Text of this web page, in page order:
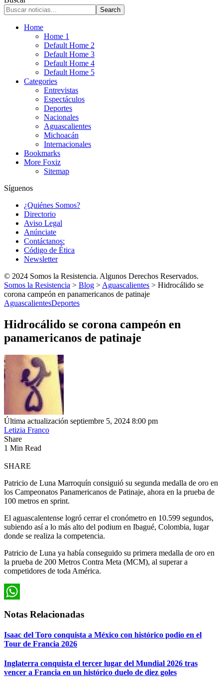
Home
Home 1
Default Home 2
Default Home 3
Default Home 4
Default Home 5
Categories
Entrevistas
Espectáculos
Deportes
Nacionales
Aguascalientes
Michoacán
Internacionales
Bookmarks
More Foxiz
Sitemap
Síguenos
¿Quiénes Somos?
Directorio
Aviso Legal
Anúnciate
Contáctanos:
Código de Ética
Newsletter
© 2024 Somos la Resistencia. Algunos Derechos Reservados.
Somos la Resistencia > Blog > Aguascalientes > Hidrocálido se
corona campeón en panamericanos de patinaje
AguascalientesDeportes
Hidrocálido se corona campeón en
panamericanos de patinaje
Última actualización septiembre 5, 2024 8:00 pm
Letizia Franco
Share
1 Min Read
SHARE
Patricio de Luna Marroquín consiguió su segunda medalla de oro en
los Campeonatos Panamericanos de Patinaje, ahora en la prueba de
100 metros en sprint.
El aguascalentense logró cerrar el cronómetro en 10.599 segundos,
subiendo así a lo más alto del podium en Ibagué, Colombia, lugar
donde se realiza la competencia.
Patricio de Luna ya había conseguido su primera medalla de oro en
la prueba de 200 Metros Contra Meta (MCM), al superar a
competidores de toda América.
Notas Relacionadas
Isaac del Toro conquista a México con histórico podio en el
Tour de Francia 2026
Inglaterra conquista el tercer lugar del Mundial 2026 tras
vencer a Francia en un histórico duelo de diez goles